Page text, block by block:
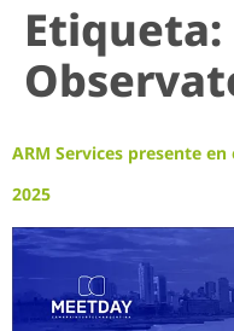
Etiqueta:
ARM Services presente
2025